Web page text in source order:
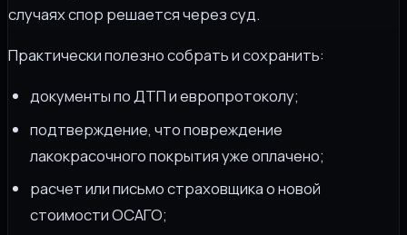
случаях спор решается через суд.
Практически полезно собрать и сохранить:
документы по ДТП и европротоколу;
подтверждение, что повреждение
лакокрасочного покрытия уже оплачено;
расчет или письмо страховщика о новой
стоимости ОСАГО;